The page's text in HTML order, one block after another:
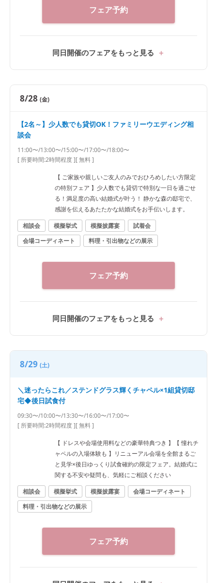
フェア予約
同日開催のフェアをもっと見る
8/28 (金)
【2名～】少人数でも貸切OK！ファミリーウエディング相
談会
11:00〜/13:00〜/15:00〜/17:00〜/18:00〜
[ 所要時間:2時間程度][ 無料 ]
【 ご家族や親しいご友人のみでおひろめしたい方限定
の特別フェア 】少人数でも貸切で特別な一日を過ごせ
る！満足度の高い結婚式が叶う！ 静かな森の邸宅で、
感謝を伝えるあたたかな結婚式をお手伝いします。
相談会
模擬挙式 模擬披露宴
試着会
会場コーディネート
料理・引出物などの展示
フェア予約
同日開催のフェアをもっと見る
8/29 (土)
＼迷ったらこれ／ステンドグラス輝くチャペル×1組貸切邸
宅◆後日試食付
09:30〜/10:00〜/13:30〜/16:00〜/17:00〜
[ 所要時間:2時間程度][ 無料 ]
【 ドレスや会場使用料などの豪華特典つき 】【 憧れチ
ャペルの入場体験も 】リニューアル会場を全館まるご
と見学×後日ゆっくり試食確約の限定フェア。結婚式に
関する不安や疑問も、気軽にご相談ください
相談会
模擬挙式 模擬披露宴
会場コーディネート
料理・引出物などの展示
フェア予約